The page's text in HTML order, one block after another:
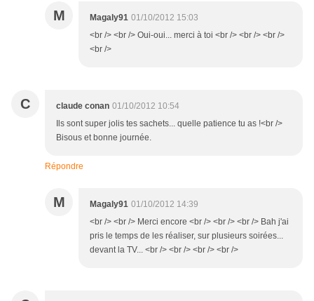
M Magaly91 01/10/2012 15:03
<br /> <br /> Oui-oui... merci à toi <br /> <br /> <br />
<br />
C claude conan 01/10/2012 10:54
Ils sont super jolis tes sachets... quelle patience tu as !<br />
Bisous et bonne journée.
Répondre
M Magaly91 01/10/2012 14:39
<br /> <br /> Merci encore <br /> <br /> <br /> Bah j'ai
pris le temps de les réaliser, sur plusieurs soirées...
devant la TV... <br /> <br /> <br /> <br />